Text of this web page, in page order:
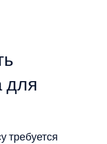
для
требуется